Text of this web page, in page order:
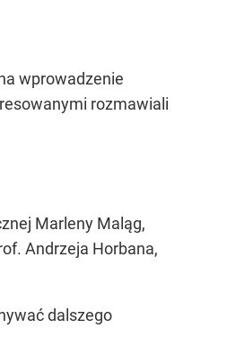
wprowadzenie
rozmawiali
Marleny Maląg,
Andrzeja Horbana,
dalszego